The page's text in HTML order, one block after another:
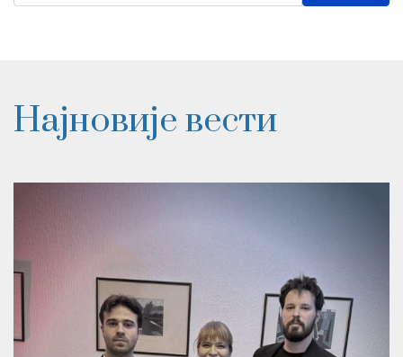
Најновије вести